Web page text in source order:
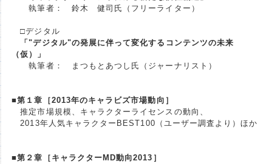
執筆者： 鈴木 健司氏（フリーライター）
□デジタル
「"デジタル"の発展に伴って変化するコンテンツの未来
（仮）」
執筆者： まつもとあつし氏（ジャーナリスト）
■第１章［2013年のキャラビズ市場動向］
推定市場規模、キャラクターライセンスの動向、
2013年人気キャラクターBEST100（ユーザー調査より）ほか
■第２章［キャラクターMD動向2013］